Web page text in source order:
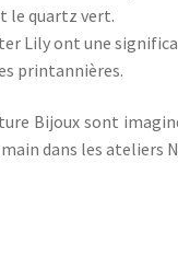
le quartz vert.
Lily ont une
printannières.
Bijoux sont
dans les ateliers